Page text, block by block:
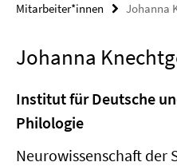
Mitarbeiter*innen
Johanna
Johanna
Institut für Deutsche
Philologie
Neurowissenschaft der